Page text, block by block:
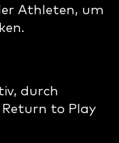
Athleten, um
durch
to Play